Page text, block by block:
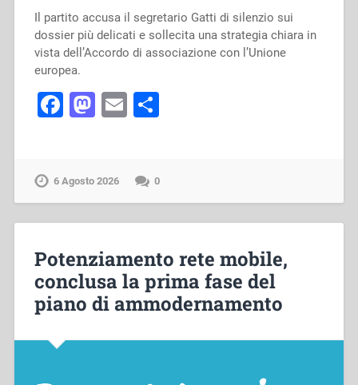
Il partito accusa il segretario Gatti di silenzio sui
dossier più delicati e sollecita una strategia chiara in
vista dell’Accordo di associazione con l’Unione
europea.
Facebook
Mastodon
EmailCondividi
6 Agosto 2026 0
Potenziamento rete mobile,
conclusa la prima fase del
piano di ammodernamento